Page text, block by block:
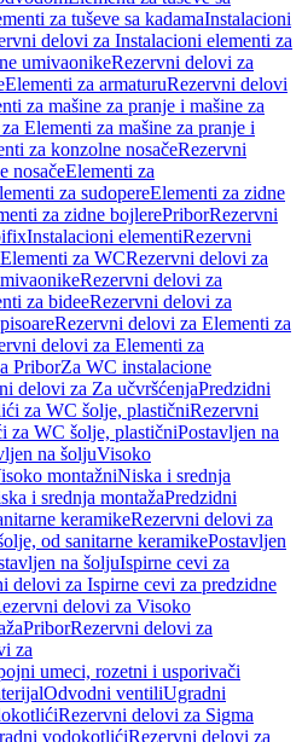
za tuševe sa kadamaInstalacioni
delovi za Instalacioni elementi za
umivaonikeRezervni delovi za
Elementi za armaturuRezervni delovi
za mašine za pranje i mašine za
Elementi za mašine za pranje i
za konzolne nosačeRezervni
nosačeElementi za
za sudopereElementi za zidne
za zidne bojlerePriborRezervni
Instalacioni elementiRezervni
Elementi za WCRezervni delovi za
Rezervni delovi za
za bideeRezervni delovi za
Rezervni delovi za Elementi za
delovi za Elementi za
PriborZa WC instalacione
delovi za Za učvršćenjaPredzidni
za WC šolje, plastičniRezervni
za WC šolje, plastičniPostavljen na
na šoljuVisoko
montažniNiska i srednja
i srednja montažaPredzidni
keramikeRezervni delovi za
od sanitarne keramikePostavljen
na šoljuIspirne cevi za
delovi za Ispirne cevi za predzidne
delovi za Visoko
PriborRezervni delovi za
za
umeci, rozetni i usporivači
Odvodni ventiliUgradni
Rezervni delovi za Sigma
vodokotlićiRezervni delovi za